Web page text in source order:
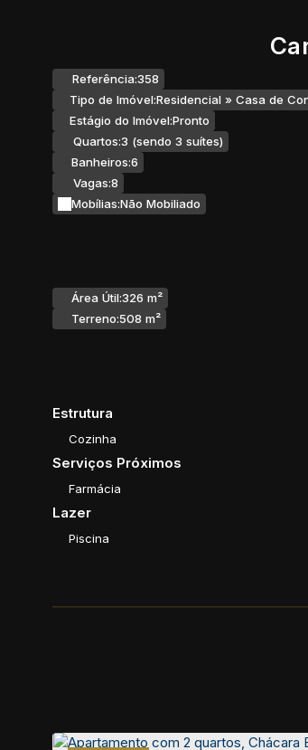
Referência:358
Tipo de Imóvel:Residencial » Casa de
Estágio do Imóvel:Pronto
Quartos:3 (sendo 3 suítes)
Banheiros:6
Vagas:8
Mobílias:Não Mobiliado
Área Útil:326 m²
Terreno:508 m²
Estrutura
Cozinha
Serviços Próximos
Farmácia
Lazer
Piscina